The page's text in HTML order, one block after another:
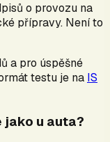
o provozu na
přípravy. Není to
a pro úspěšné
testu je na IS
jako u auta?